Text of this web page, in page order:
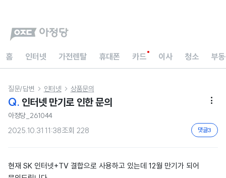
홈 인터넷 가전렌탈 휴대폰 카드 이사 청소 부
질문/답변  인터넷  상품문의
Q. 인터넷 만기로 인한 문의 
아정당_261044
2025.10.31 11:38조회 228 댓글3
현재 SK 인터넷+TV 결합으로 사용하고 있는데 12월 만기가 되어